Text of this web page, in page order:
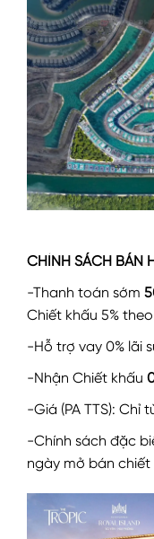
CHÍNH SÁCH BÁN
-Thanh toán sớm
Chiết khấu 5%
-Hỗ trợ vay 0% lãi
-Nhận Chiết khấu
-Giá (PA TTS): Chỉ
-Chính sách đặc
ngày mở bán chiết